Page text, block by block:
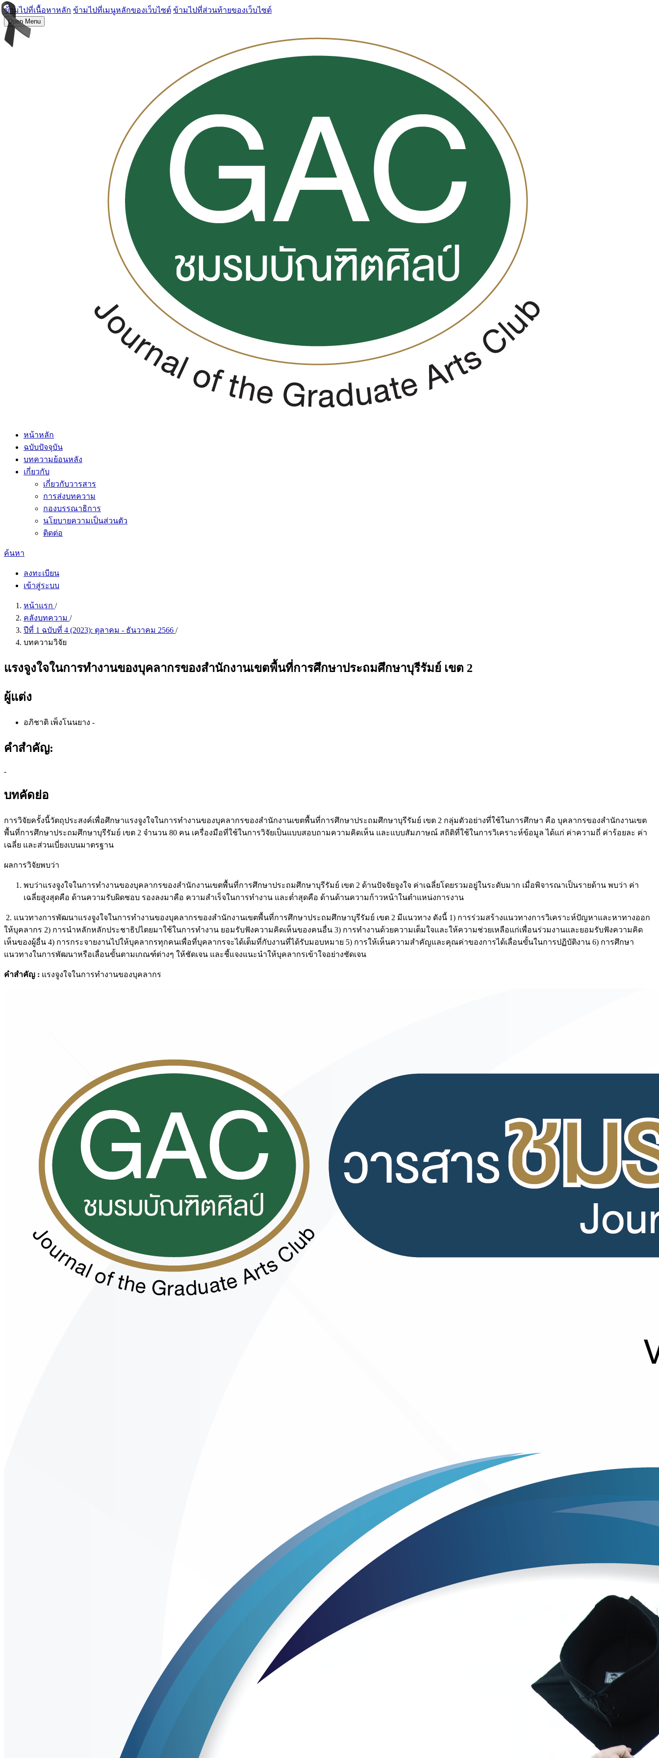
ข้ามไปที่เนื้อหาหลัก ข้ามไปที่เมนูหลักของเว็บไซต์ ข้ามไปที่ส่วนท้ายของเว็บไซต์
Open Menu
หน้าหลัก
ฉบับปัจจุบัน
บทความย้อนหลัง
เกี่ยวกับ
เกี่ยวกับวารสาร
การส่งบทความ
กองบรรณาธิการ
นโยบายความเป็นส่วนตัว
ติดต่อ
ค้นหา
ลงทะเบียน
เข้าสู่ระบบ
หน้าแรก /
คลังบทความ /
ปีที่ 1 ฉบับที่ 4 (2023): ตุลาคม - ธันวาคม 2566 /
บทความวิจัย
แรงจูงใจในการทำงานของบุคลากรของสำนักงานเขตพื้นที่การศึกษาประถมศึกษาบุรีรัมย์ เขต 2
ผู้แต่ง
อภิชาติ เพ็งโนนยาง -
คำสำคัญ:
-
บทคัดย่อ
การวิจัยครั้งนี้วัตถุประสงค์เพื่อศึกษาแรงจูงใจในการทำงานของบุคลากรของสำนักงานเขตพื้นที่การศึกษาประถมศึกษาบุรีรัมย์ เขต 2 กลุ่มตัวอย่างที่ใช้ในการศึกษา คือ บุคลากรของสำนักงานเขต
พื้นที่การศึกษาประถมศึกษาบุรีรัมย์ เขต 2 จำนวน 80 คน เครื่องมือที่ใช้ในการวิจัยเป็นแบบสอบถามความคิดเห็น และแบบสัมภาษณ์ สถิติที่ใช้ในการวิเคราะห์ข้อมูล ได้แก่ ค่าความถี่ ค่าร้อยละ ค่า
เฉลี่ย และส่วนเบี่ยงเบนมาตรฐาน
ผลการวิจัยพบว่า
พบว่าแรงจูงใจในการทำงานของบุคลากรของสำนักงานเขตพื้นที่การศึกษาประถมศึกษาบุรีรัมย์ เขต 2 ด้านปัจจัยจูงใจ ค่าเฉลี่ยโดยรวมอยู่ในระดับมาก เมื่อพิจารณาเป็นรายด้าน พบว่า ค่า
เฉลี่ยสูงสุดคือ ด้านความรับผิดชอบ รองลงมาคือ ความสำเร็จในการทำงาน และต่ำสุดคือ ด้านด้านความก้าวหน้าในตำแหน่งการงาน
2. แนวทางการพัฒนาแรงจูงใจในการทำงานของบุคลากรของสำนักงานเขตพื้นที่การศึกษาประถมศึกษาบุรีรัมย์ เขต 2 มีแนวทาง ดังนี้ 1) การร่วมสร้างแนวทางการวิเคราะห์ปัญหาและหาทางออก
ให้บุคลากร 2) การนำหลักหลักประชาธิปไตยมาใช้ในการทำงาน ยอมรับฟังความคิดเห็นของคนอื่น 3) การทำงานด้วยความเต็มใจและให้ความช่วยเหลือแก่เพื่อนร่วมงานและยอมรับฟังความคิด
เห็นของผู้อื่น 4) การกระจายงานไปให้บุคลากรทุกคนเพื่อที่บุคลากรจะได้เต็มที่กับงานที่ได้รับมอบหมาย 5) การให้เห็นความสำคัญและคุณค่าของการได้เลื่อนขั้นในการปฏิบัติงาน 6) การศึกษา
แนวทางในการพัฒนาหรือเลื่อนขั้นตามเกณฑ์ต่างๆ ให้ชัดเจน และชี้แจงแนะนำให้บุคลากรเข้าใจอย่างชัดเจน
คำสำคัญ : แรงจูงใจในการทำงานของบุคลากร